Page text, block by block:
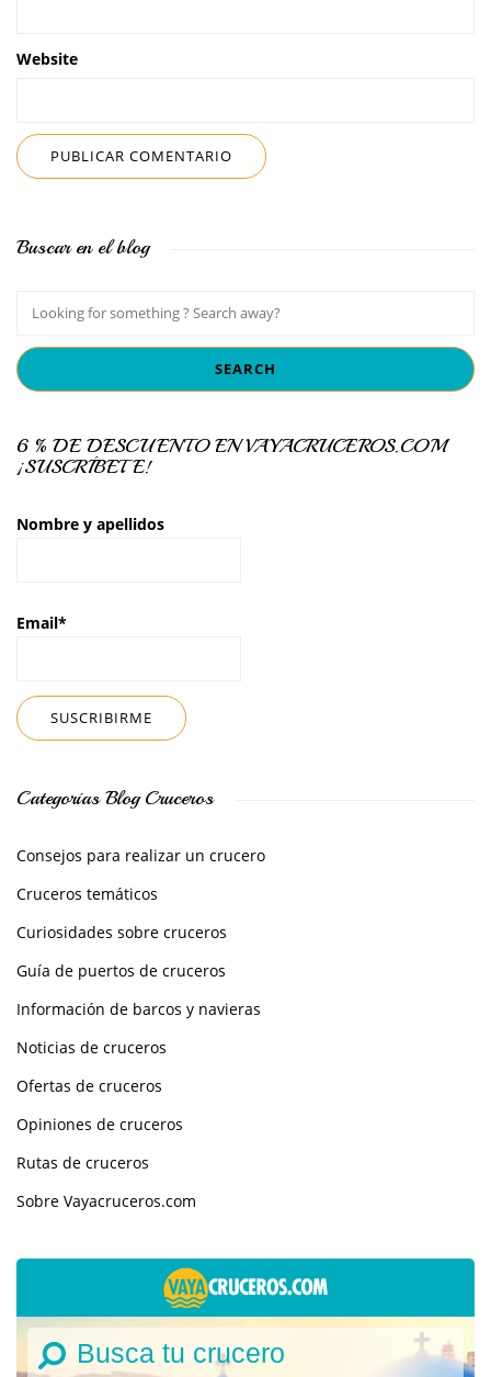
Website
Buscar en el blog
6 % DE DESCUENTO EN VAYACRUCEROS.COM
¡SUSCRÍBETE!
Nombre y apellidos
Email*
Categorías Blog Cruceros
Consejos para realizar un crucero
Cruceros temáticos
Curiosidades sobre cruceros
Guía de puertos de cruceros
Información de barcos y navieras
Noticias de cruceros
Ofertas de cruceros
Opiniones de cruceros
Rutas de cruceros
Sobre Vayacruceros.com
Busca tu crucero